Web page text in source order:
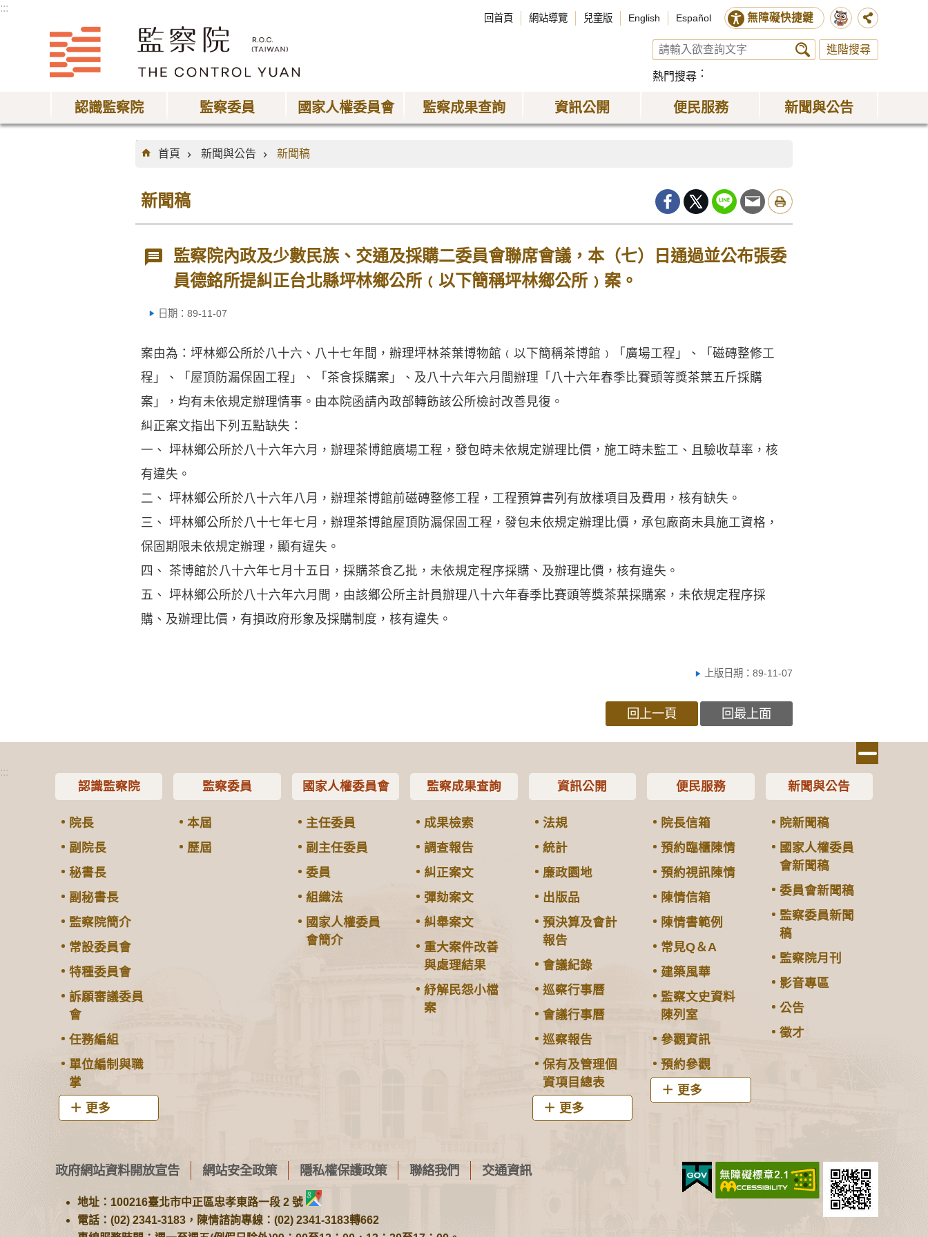
:::
回首頁 網站導覽 兒童版 English Español 無障礙快捷鍵
進階搜尋
熱門搜尋
認識監察院 監察委員 國家人權委員會 監察成果查詢 資訊公開 便民服務 新聞與公告
:::
首頁
新聞與公告 新聞稿
新聞稿
監察院內政及少數民族、交通及採購二委員會聯席會議，本（七）日通過並公布張委
員德銘所提糾正台北縣坪林鄉公所﹙以下簡稱坪林鄉公所﹚案。
日期：89-11-07
案由為：坪林鄉公所於八十六、八十七年間，辦理坪林茶葉博物館﹙以下簡稱茶博館﹚「廣場工程」、「磁磚整修工
程」、「屋頂防漏保固工程」、「茶食採購案」、及八十六年六月間辦理「八十六年春季比賽頭等獎茶葉五斤採購
案」，均有未依規定辦理情事。由本院函請內政部轉飭該公所檢討改善見復。
糾正案文指出下列五點缺失：
一、 坪林鄉公所於八十六年六月，辦理茶博館廣場工程，發包時未依規定辦理比價，施工時未監工、且驗收草率，核
有違失。
二、 坪林鄉公所於八十六年八月，辦理茶博館前磁磚整修工程，工程預算書列有放樣項目及費用，核有缺失。
三、 坪林鄉公所於八十七年七月，辦理茶博館屋頂防漏保固工程，發包未依規定辦理比價，承包廠商未具施工資格，
保固期限未依規定辦理，顯有違失。
四、 茶博館於八十六年七月十五日，採購茶食乙批，未依規定程序採購、及辦理比價，核有違失。
五、 坪林鄉公所於八十六年六月間，由該鄉公所主計員辦理八十六年春季比賽頭等獎茶葉採購案，未依規定程序採
購、及辦理比價，有損政府形象及採購制度，核有違失。
上版日期：89-11-07
回上一頁 回最上面
:::
認識監察院
院長
副院長
秘書長
副秘書長
監察院簡介
常設委員會
特種委員會
訴願審議委員
會
任務編組
單位編制與職
掌
更多
監察委員
本屆
歷屆
國家人權委員會
主任委員
副主任委員
委員
組織法
國家人權委員
會簡介
監察成果查詢
成果檢索
調查報告
糾正案文
彈劾案文
糾舉案文
重大案件改善
與處理結果
紓解民怨小檔
案
資訊公開
法規
統計
廉政園地
出版品
預決算及會計
報告
會議紀錄
巡察行事曆
會議行事曆
巡察報告
保有及管理個
資項目總表
更多
便民服務
院長信箱
預約臨櫃陳情
預約視訊陳情
陳情信箱
陳情書範例
常見Q＆A
建築風華
監察文史資料
陳列室
參觀資訊
預約參觀
更多
新聞與公告
院新聞稿
國家人權委員
會新聞稿
委員會新聞稿
監察委員新聞
稿
監察院月刊
影音專區
公告
徵才
政府網站資料開放宣告 網站安全政策 隱私權保護政策 聯絡我們 交通資訊
地址：100216臺北市中正區忠孝東路一段 2 號
電話：(02) 2341-3183，陳情諮詢專線：(02) 2341-3183轉662